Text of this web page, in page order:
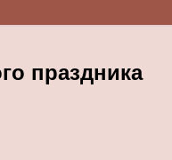
праздника